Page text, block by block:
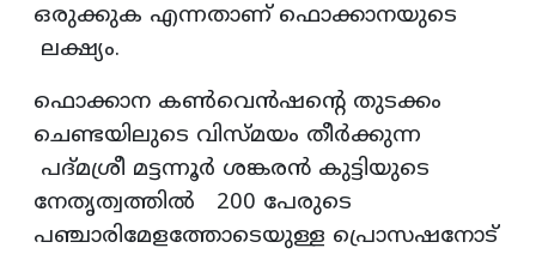
ഒരുക്കുക എന്നതാണ് ഫൊക്കാനയുടെ
ലക്ഷ്യം.
ഫൊക്കാന കണ്‍വെന്‍ഷന്റെ തുടക്കം
ചെണ്ടയിലുടെ വിസ്മയം തീര്‍ക്കുന്ന
പദ്മശ്രീ മട്ടന്നൂര്‍ ശങ്കരന്‍ കുട്ടിയുടെ
നേതൃത്വത്തില്‍ 200 പേരുടെ
പഞ്ചാരിമേളത്തോടെയുള്ള പ്രൊസഷനോട്